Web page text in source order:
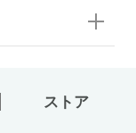
ストア